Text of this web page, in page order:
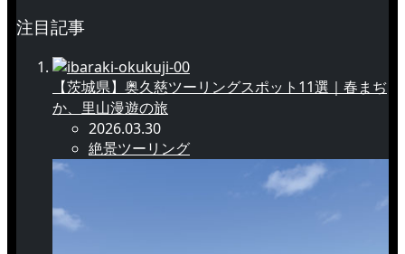
注目記事
【茨城県】奥久慈ツーリングスポット11選｜春まぢ
か、里山漫遊の旅
2026.03.30
絶景ツーリング